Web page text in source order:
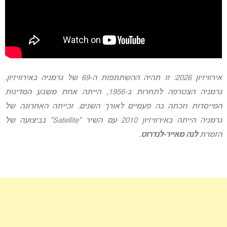
אירוויזיון 2026: זו תהיה ההשתתפות ה-69 של גרמניה באירוויזיון.
גרמניה הצטרפה לתחרות ב-1956, הייתה אחת משבע המדינות
המייסדות וזכתה בה פעמיים לאורך השנים. זכייתה האחרונה של
גרמניה הייתה באירוויזיון 2010 עם השיר “Satellite” בביצועה של
הזמרתלנה מאייר-לנדרוט.